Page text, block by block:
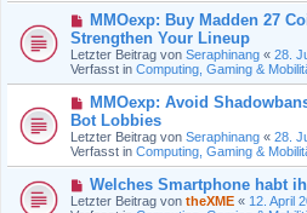
t
a
g
B
e
i
t
r
a
g
N
e
u
e
r
B
i
t
r
g
MMOexp: Buy Madden 27
Strengthen Your Lineup
Letzter Beitrag von Seraphinang « 28.
Verfasst in Computing, Gaming &
N
u
e
r
B
e
i
MMOexp: Avoid
Bot Lobbies
Letzter Beitrag von Seraphinang « 28.
Verfasst in Computing, Gaming &
N
e
u
Welches Smartphone habt
Letzter Beitrag von theXME « 12. April